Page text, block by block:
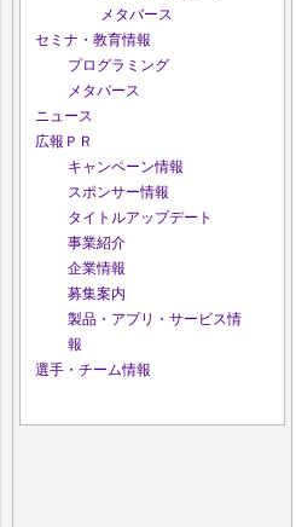
メタバース
セミナ・教育情報
プログラミング
メタバース
ニュース
広報ＰＲ
キャンペーン情報
スポンサー情報
タイトルアップデート
事業紹介
企業情報
募集案内
製品・アプリ・サービス情
報
選手・チーム情報